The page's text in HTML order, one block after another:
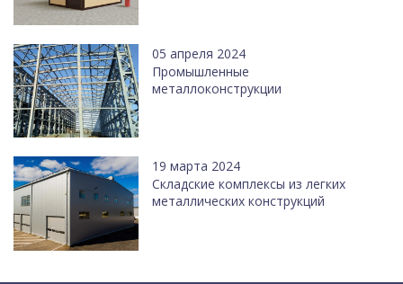
05 апреля 2024
Промышленные
металлоконструкции
19 марта 2024
Cкладские комплексы из легких
металлических конструкций